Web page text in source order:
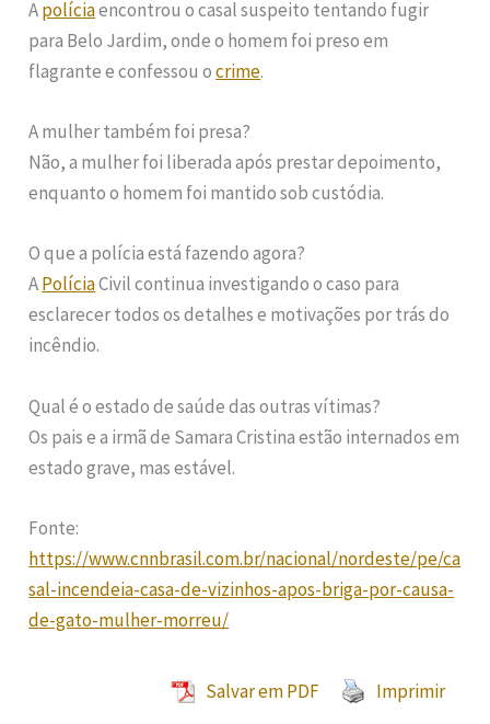
Apolíciaencontrou o casal suspeito tentando fugir
para Belo Jardim, onde o homem foi preso em
flagrante e confessou ocrime.
A mulher também foi presa?
Não, a mulher foi liberada após prestar depoimento,
enquanto o homem foi mantido sob custódia.
O que a polícia está fazendo agora?
APolíciaCivil continua investigando o caso para
esclarecer todos os detalhes e motivações por trás do
incêndio.
Qual é o estado de saúde das outras vítimas?
Os pais e a irmã de Samara Cristina estão internados em
estado grave, mas estável.
Fonte:
https://www.cnnbrasil.com.br/nacional/nordeste/pe/ca
sal-incendeia-casa-de-vizinhos-apos-briga-por-causa-
de-gato-mulher-morreu/
Salvar em PDF Imprimir